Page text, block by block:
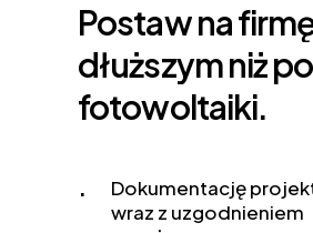
Postawna
dłuższymniż
fotowoltaiki.
Dokumentację
wraz z uzgodnieniem